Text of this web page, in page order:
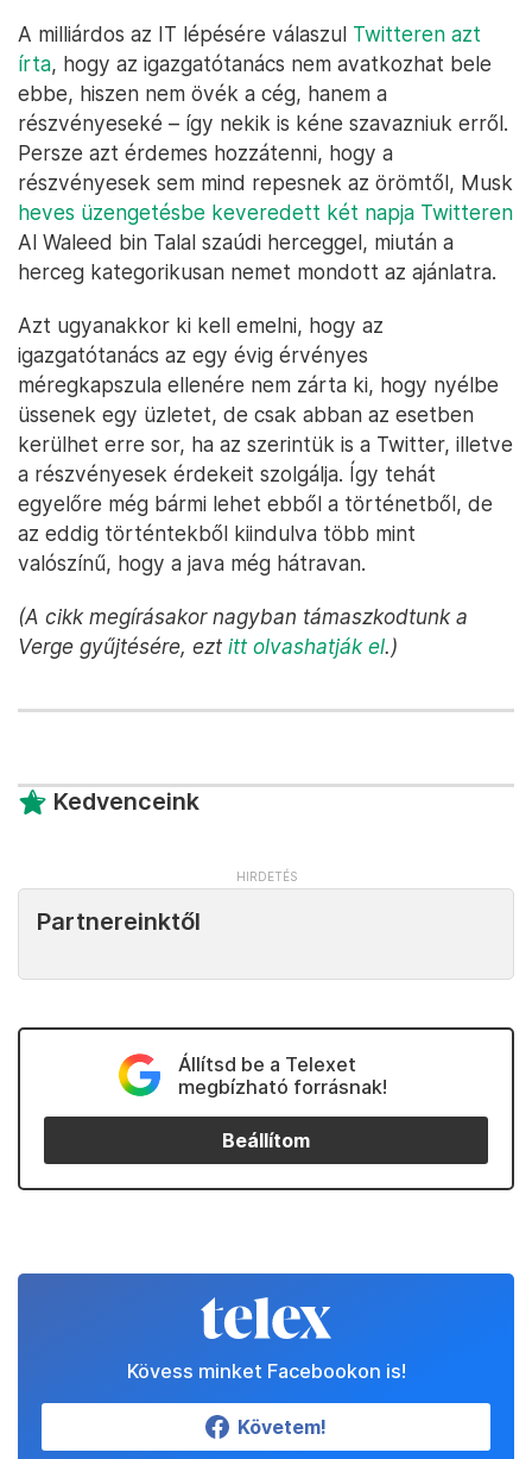
A milliárdos az IT lépésére válaszul Twitteren azt
írta, hogy az igazgatótanács nem avatkozhat bele
ebbe, hiszen nem övék a cég, hanem a
részvényeseké – így nekik is kéne szavazniuk erről.
Persze azt érdemes hozzátenni, hogy a
részvényesek sem mind repesnek az örömtől, Musk
heves üzengetésbe keveredett két napja Twitteren
Al Waleed bin Talal szaúdi herceggel, miután a
herceg kategorikusan nemet mondott az ajánlatra.
Azt ugyanakkor ki kell emelni, hogy az
igazgatótanács az egy évig érvényes
méregkapszula ellenére nem zárta ki, hogy nyélbe
üssenek egy üzletet, de csak abban az esetben
kerülhet erre sor, ha az szerintük is a Twitter, illetve
a részvényesek érdekeit szolgálja. Így tehát
egyelőre még bármi lehet ebből a történetből, de
az eddig történtekből kiindulva több mint
valószínű, hogy a java még hátravan.
(A cikk megírásakor nagyban támaszkodtunk a
Verge gyűjtésére, ezt itt olvashatják el.)
Kedvenceink
Partnereinktől
Állítsd be a Telexet
megbízható forrásnak!
Beállítom
Kövess minket Facebookon is!
Követem!